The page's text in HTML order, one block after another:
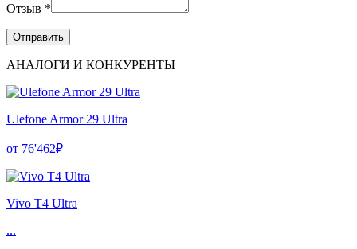
Отзыв *
АНАЛОГИ И КОНКУРЕНТЫ
Ulefone Armor 29 Ultra
от 76'462₽
Vivo T4 Ultra
...